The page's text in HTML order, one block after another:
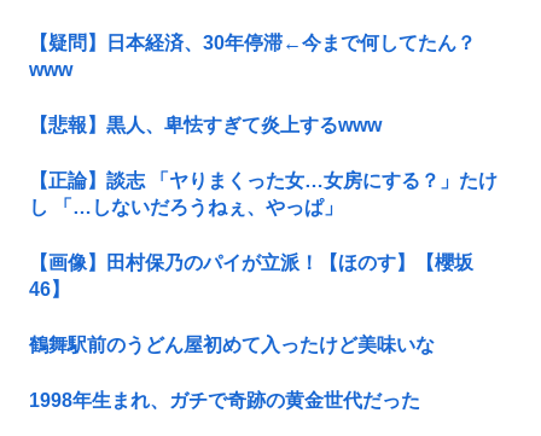
【疑問】日本経済、30年停滞←今まで何してたん？
www
【悲報】黒人、卑怯すぎて炎上するwww
【正論】談志 「ヤりまくった女…女房にする？」たけ
し 「…しないだろうねぇ、やっぱ」
【画像】田村保乃のパイが立派！【ほのす】【櫻坂
46】
鶴舞駅前のうどん屋初めて入ったけど美味いな
1998年生まれ、ガチで奇跡の黄金世代だった